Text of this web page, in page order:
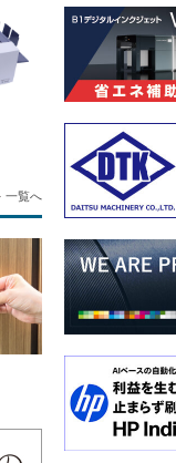
一覧へ